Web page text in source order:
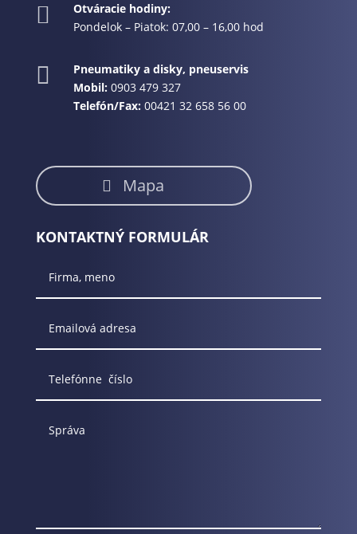

Otváracie hodiny:
Pondelok – Piatok: 07,00 – 16,00 hod

Pneumatiky a disky, pneuservis
Mobil: 0903 479 327
Telefón/Fax:00421 32 658 56 00
Mapa
KONTAKTNÝ FORMULÁR